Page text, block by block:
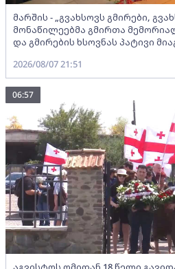
მარშის - „გვახსოვს გმირები,
მონაწილეებმა გმირთა
და გმირების ხსოვნას პატივი
2026/08/07 21:51
06:57